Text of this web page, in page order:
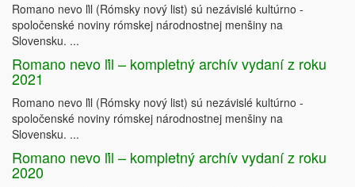
   Proces terénnej
   sociálnej práce
   v sociálne vylúčenej
   komunite
Romano nevo ľil (Rómsky nový list) sú nezávislé kultúrno -
spoločenské noviny rómskej národnostnej menšiny na
Slovensku. ...
Romano nevo ľil – kompletný archív vydaní z roku
2021
Romano nevo ľil (Rómsky nový list) sú nezávislé kultúrno -
spoločenské noviny rómskej národnostnej menšiny na
Slovensku. ...
Romano nevo ľil – kompletný archív vydaní z roku
2020